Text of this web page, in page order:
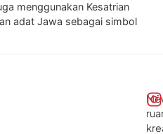
menggunakan Kesatrian
adat Jawa sebagai simbol